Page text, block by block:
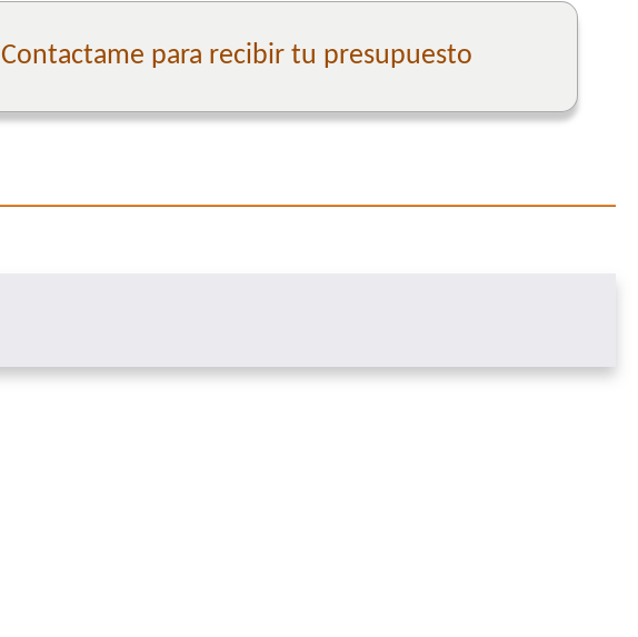
Contactame para recibir tu presupuesto